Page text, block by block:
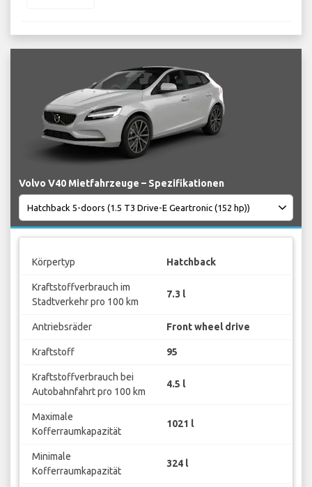
Volvo V40 Mietfahrzeuge – Spezifikationen
Körpertyp Hatchback
Kraftstoffverbrauch im
Stadtverkehr pro 100 km
7.3 l
Antriebsräder Front wheel drive
Kraftstoff 95
Kraftstoffverbrauch bei
Autobahnfahrt pro 100 km
4.5 l
Maximale
Kofferraumkapazität
1021 l
Minimale
Kofferraumkapazität
324 l